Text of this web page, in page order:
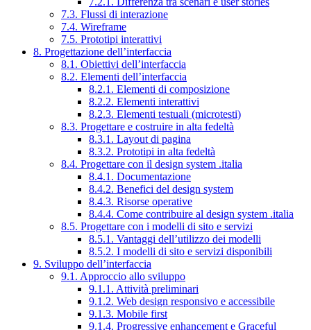
7.3. Flussi di interazione
7.4. Wireframe
7.5. Prototipi interattivi
8. Progettazione dell’interfaccia
8.1. Obiettivi dell’interfaccia
8.2. Elementi dell’interfaccia
8.2.1. Elementi di composizione
8.2.2. Elementi interattivi
8.2.3. Elementi testuali (microtesti)
8.3. Progettare e costruire in alta fedeltà
8.3.1. Layout di pagina
8.3.2. Prototipi in alta fedeltà
8.4. Progettare con il design system .italia
8.4.1. Documentazione
8.4.2. Benefici del design system
8.4.3. Risorse operative
8.4.4. Come contribuire al design system .italia
8.5. Progettare con i modelli di sito e servizi
8.5.1. Vantaggi dell’utilizzo dei modelli
8.5.2. I modelli di sito e servizi disponibili
9. Sviluppo dell’interfaccia
9.1. Approccio allo sviluppo
9.1.1. Attività preliminari
9.1.2. Web design responsivo e accessibile
9.1.3. Mobile first
9.1.4. Progressive enhancement e Graceful